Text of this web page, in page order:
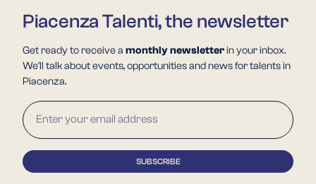
Piacenza Talenti, the newsletter
Get ready to receive a monthly newsletterin your inbox.
We'll talk about events, opportunities and news for talents in
Piacenza.